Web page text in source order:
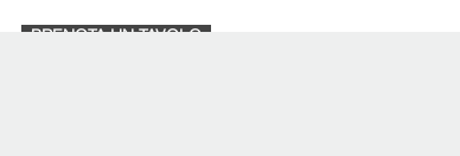
PRENOTA UN TAVOLO